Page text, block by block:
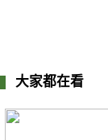
大家都在看